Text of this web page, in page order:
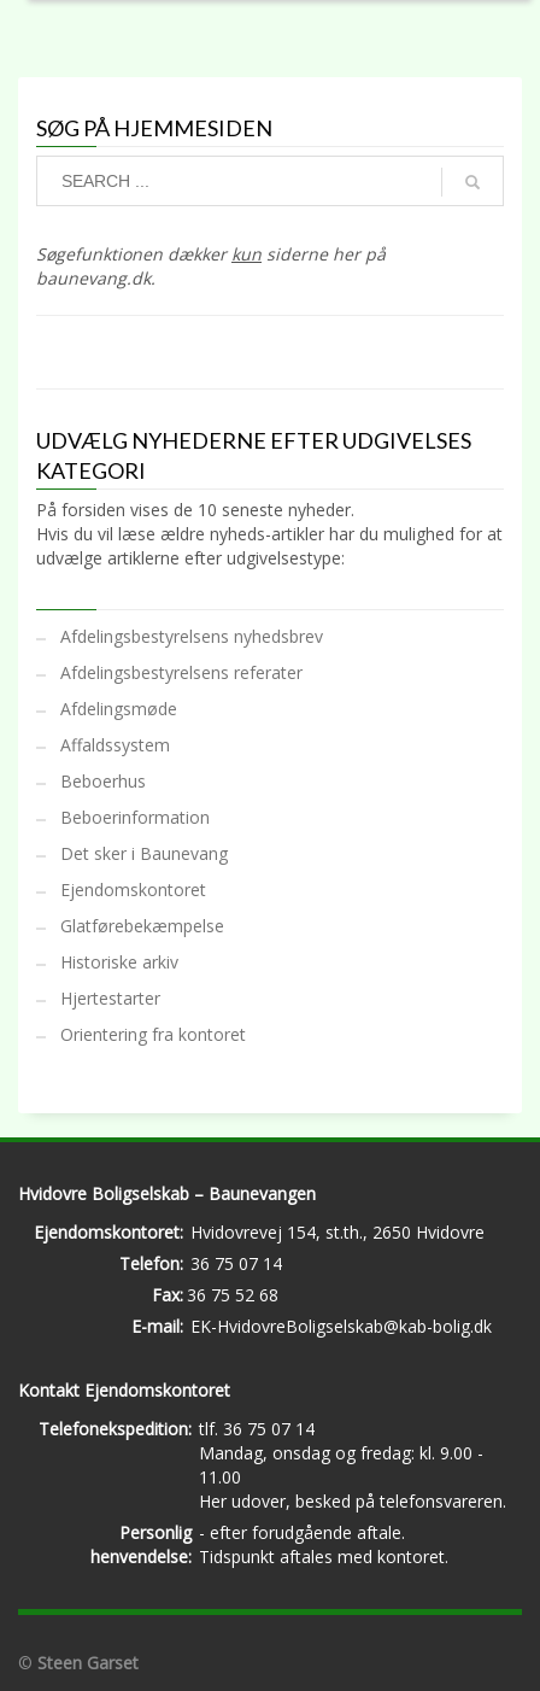
SØG PÅ HJEMMESIDEN
Søgefunktionen dækkerkun siderne her på
baunevang.dk.
UDVÆLG NYHEDERNE EFTER UDGIVELSES
KATEGORI
På forsiden vises de 10 seneste nyheder.
Hvis du vil læse ældre nyheds-artikler har du mulighed for at
udvælge artiklerne efter udgivelsestype:
Afdelingsbestyrelsens nyhedsbrev
Afdelingsbestyrelsens referater
Afdelingsmøde
Affaldssystem
Beboerhus
Beboerinformation
Det sker i Baunevang
Ejendomskontoret
Glatførebekæmpelse
Historiske arkiv
Hjertestarter
Orientering fra kontoret
Hvidovre Boligselskab – Baunevangen
Ejendomskontoret: Hvidovrevej 154, st.th., 2650 Hvidovre
Telefon: 36 75 07 14
Fax: 36 75 52 68
E-mail: EK-HvidovreBoligselskab@kab-bolig.dk
Kontakt Ejendomskontoret
Telefonekspedition: tlf. 36 75 07 14
Mandag, onsdag og fredag: kl. 9.00 -
11.00
Her udover, besked på telefonsvareren.
Personlig
henvendelse:
- efter forudgående aftale.
Tidspunkt aftales med kontoret.
© Steen Garset